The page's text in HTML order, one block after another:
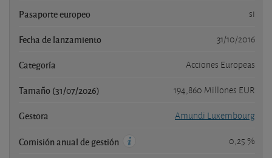
Pasaporte europeo si
Fecha de lanzamiento 31/10/2016
Categoría Acciones Europeas
Tamaño (31/07/2026) 194,860 Millones EUR
Gestora Amundi Luxembourg
Comisión anual de gestión 0,25 %